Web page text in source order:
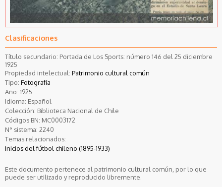
Clasificaciones
Título secundario: Portada de Los Sports: número 146 del 25 diciembre
1925
Propiedad intelectual: Patrimonio cultural común
Tipo: Fotografía
Año: 1925
Idioma: Español
Colección: Biblioteca Nacional de Chile
Códigos BN: MC0003172
N° sistema: 2240
Temas relacionados:
Inicios del fútbol chileno (1895-1933)
Este documento pertenece al patrimonio cultural común, por lo que
puede ser utilizado y reproducido libremente.